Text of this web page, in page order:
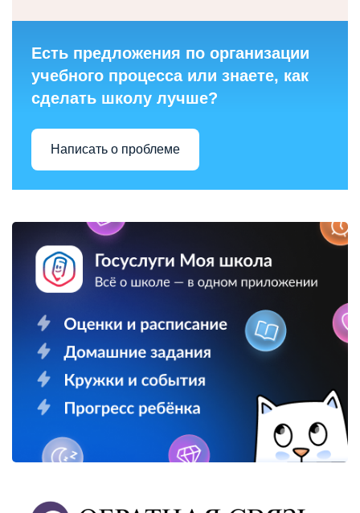
Есть предложения по организации
учебного процесса или знаете, как
сделать школу лучше?
Написать о проблеме